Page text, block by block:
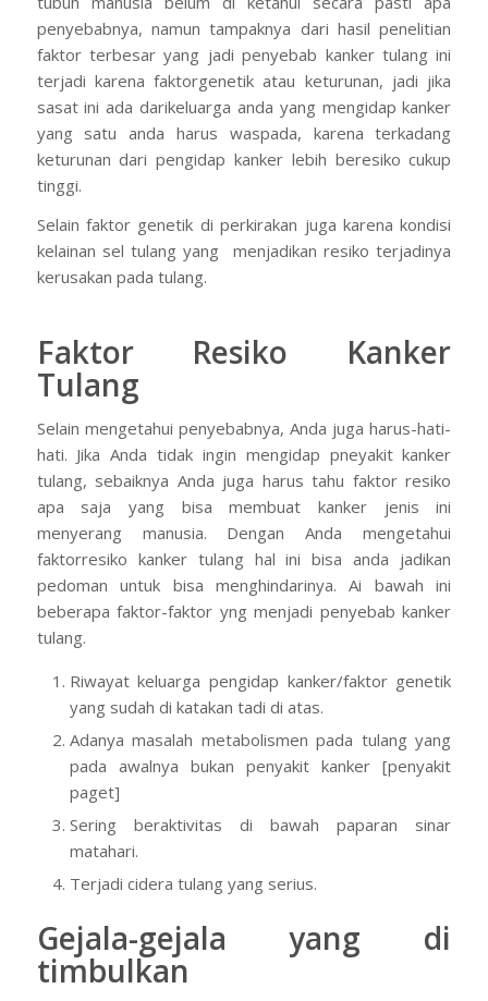
penyebabnya, namun tampaknya dari hasil penelitian
faktor terbesar yang jadi penyebab kanker tulang ini
terjadi karena faktorgenetik atau keturunan, jadi jika
sasat ini ada darikeluarga anda yang mengidap kanker
yang satu anda harus waspada, karena terkadang
keturunan dari pengidap kanker lebih beresiko cukup
tinggi.
Selain faktor genetik di perkirakan juga karena kondisi
kelainan sel tulang yang menjadikan resiko terjadinya
kerusakan pada tulang.
Faktor Resiko Kanker
Tulang
Selain mengetahui penyebabnya, Anda juga harus-hati-
hati. Jika Anda tidak ingin mengidap pneyakit kanker
tulang, sebaiknya Anda juga harus tahu faktor resiko
apa saja yang bisa membuat kanker jenis ini
menyerang manusia. Dengan Anda mengetahui
faktorresiko kanker tulang hal ini bisa anda jadikan
pedoman untuk bisa menghindarinya. Ai bawah ini
beberapa faktor-faktor yng menjadi penyebab kanker
tulang.
Riwayat keluarga pengidap kanker/faktor genetik
yang sudah di katakan tadi di atas.
Adanya masalah metabolismen pada tulang yang
pada awalnya bukan penyakit kanker [penyakit
paget]
Sering beraktivitas di bawah paparan sinar
matahari.
Terjadi cidera tulang yang serius.
Gejala-gejala yang di
timbulkan